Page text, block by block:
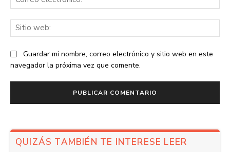
Guardar mi nombre, correo electrónico y sitio web en este
navegador la próxima vez que comente.
QUIZÁS TAMBIÉN TE INTERESE LEER